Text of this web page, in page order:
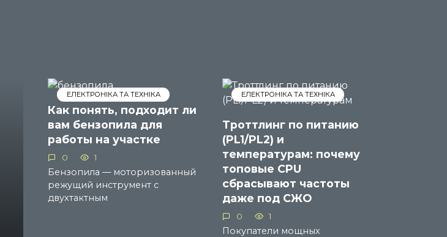
ЕЛЕКТРОНІКА ТА ТЕХНІКА
Как понять, подходит ли
вам бензопила для
работы на участке
0 1
Бензопила — моторизованный
режущий инструмент с
двухтактным
ЕЛЕКТРОНІКА ТА ТЕХНІКА
Троттлинг по питанию
(PL1/PL2) и
температурам: почему
топовые CPU
сбрасывают частоты
даже под СЖО
0 1
Покупатели мощных